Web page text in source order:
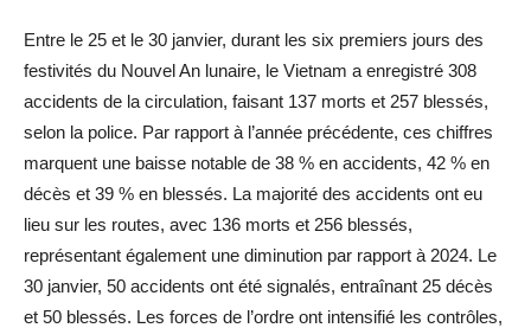
Entre le 25 et le 30 janvier, durant les six premiers jours des
festivités du Nouvel An lunaire, le Vietnam a enregistré 308
accidents de la circulation, faisant 137 morts et 257 blessés,
selon la police. Par rapport à l’année précédente, ces chiffres
marquent une baisse notable de 38 % en accidents, 42 % en
décès et 39 % en blessés. La majorité des accidents ont eu
lieu sur les routes, avec 136 morts et 256 blessés,
représentant également une diminution par rapport à 2024. Le
30 janvier, 50 accidents ont été signalés, entraînant 25 décès
et 50 blessés. Les forces de l’ordre ont intensifié les contrôles,